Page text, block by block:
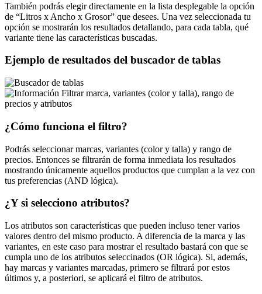
También podrás elegir directamente en la lista desplegable la opción
de
Litros x Ancho x Grosor
que desees. Una vez seleccionada tu
opción se mostrarán los resultados detallando, para cada tabla, qué
variante tiene las características buscadas.
Ejemplo de resultados del buscador de tablas
Filtrar marca, variantes (color y talla), rango de
precios y atributos
¿Cómo funciona el filtro?
Podrás seleccionar marcas, variantes (color y talla) y rango de
precios. Entonces se filtrarán de forma inmediata los resultados
mostrando únicamente aquellos productos que cumplan a la vez con
tus preferencias (AND lógica).
¿Y si selecciono atributos?
Los atributos son características que pueden incluso tener varios
valores dentro del mismo producto. A diferencia de la marca y las
variantes, en este caso para mostrar el resultado bastará con que se
cumpla uno de los atributos seleccinados (OR lógica). Si, además,
hay marcas y variantes marcadas, primero se filtrará por estos
últimos y, a posteriori, se aplicará el filtro de atributos.